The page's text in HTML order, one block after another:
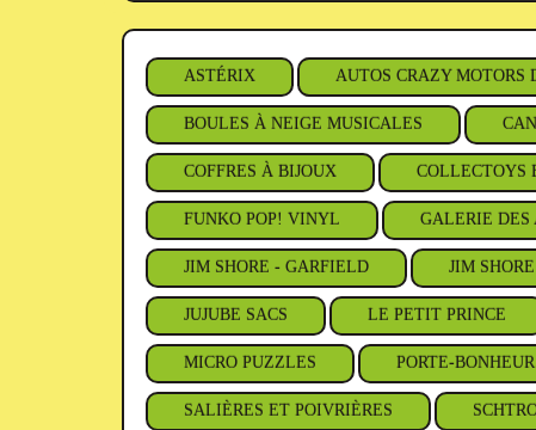
ASTÉRIX AUTOS CRAZY MOTORS
BOULES À NEIGE MUSICALES
COFFRES À BIJOUX COLLECTOYS
FUNKO POP! VINYL GALERIE DES
JIM SHORE - GARFIELD JIM
JUJUBE SACS LE PETIT PRINCE
MICRO PUZZLES PORTE-BONHEUR
SALIÈRES ET POIVRIÈRES